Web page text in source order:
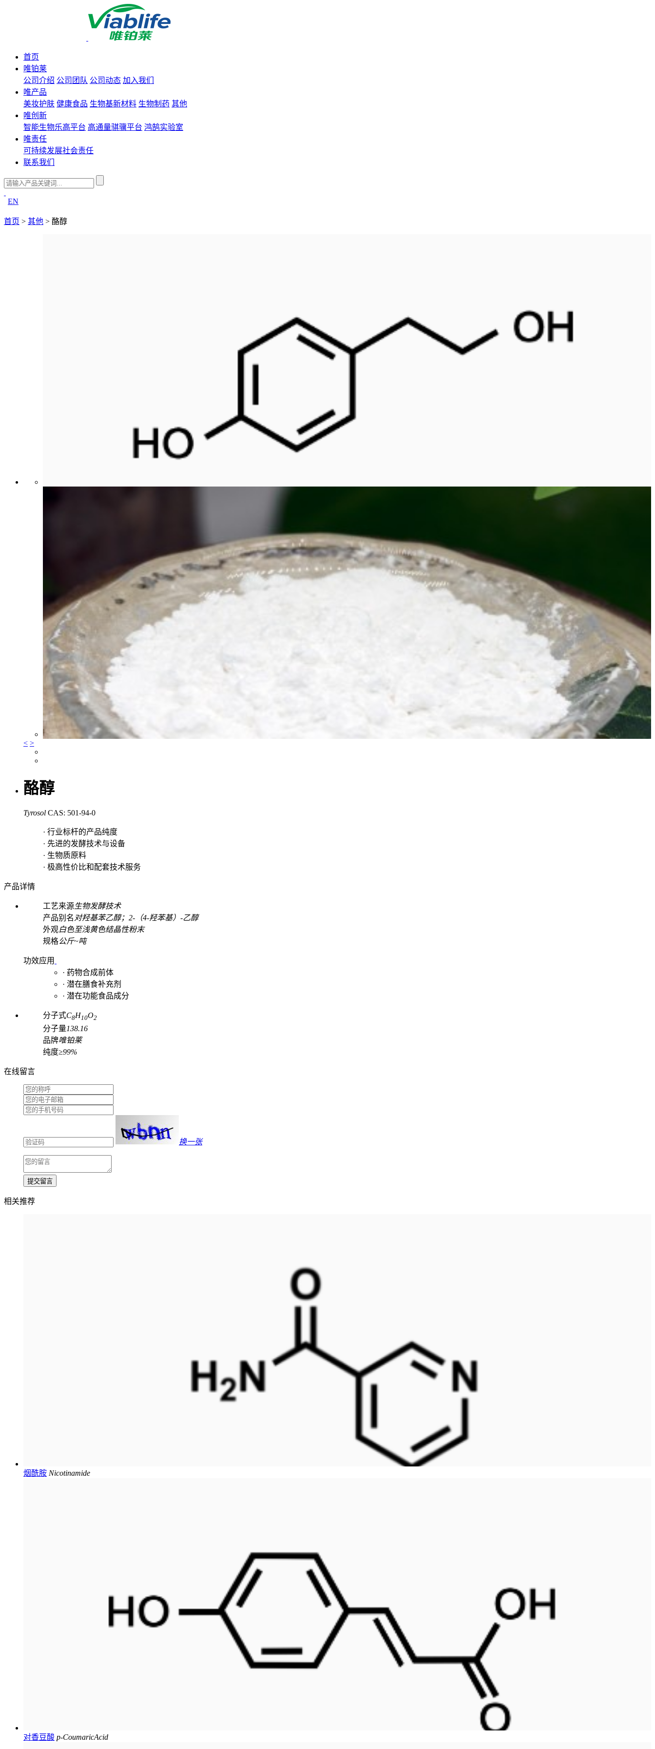
首页
唯铂莱
公司介绍 公司团队 公司动态 加入我们
唯产品
美妆护肤 健康食品 生物基新材料 生物制药 其他
唯创新
智能生物乐高平台 高通量骐骥平台 鸿鹄实验室
唯责任
可持续发展社会责任
联系我们
EN
首页 > 其他 > 酪醇
< >
酪醇
Tyrosol CAS: 501-94-0
· 行业标杆的产品纯度
· 先进的发酵技术与设备
· 生物质原料
· 极高性价比和配套技术服务
产品详情
工艺来源生物发酵技术
产品别名 对羟基苯乙醇；2-（4-羟苯基）-乙醇
外观白色至浅黄色结晶性粉末
规格公斤~吨
功效应用
· 药物合成前体
· 潜在膳食补充剂
· 潜在功能食品成分
分子式C8H10O2
分子量138.16
品牌唯铂莱
纯度≥99%
在线留言
换一张
提交留言
相关推荐
烟酰胺 Nicotinamide
对香豆酸 p-CoumaricAcid